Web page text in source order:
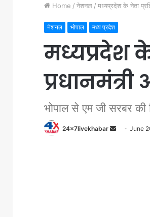
Home / नेशनल / मध्यप्रदेश के नेता
नेशनल भोपाल मध्य प्रदेश
मध्यप्रदेश
भोपाल से एम जी सरबर की
24x7livekhabar
SendJune